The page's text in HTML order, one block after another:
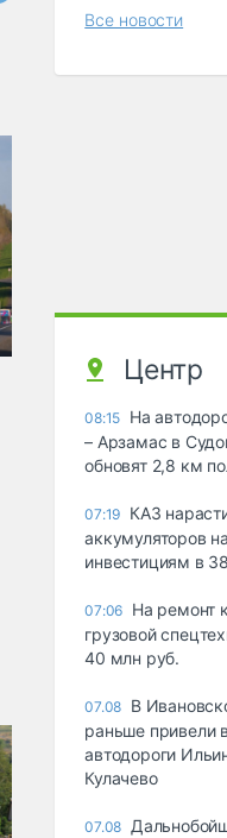
Все новости
Центр
08:15 На
– Арзамас в
обновят 2,8 км
07:19 КАЗ
аккумуляторов
инвестициям в
07:06 На ремонт
грузовой
40 млн руб.
07.08 В
раньше привели
автодороги
Кулачево
07.08